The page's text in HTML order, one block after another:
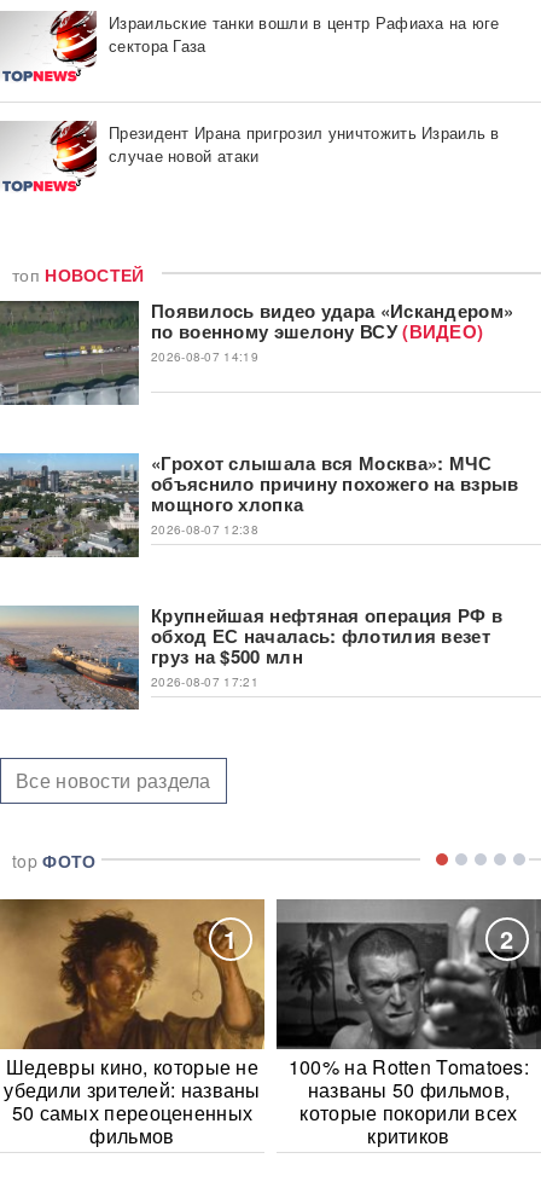
Израильские танки вошли в центр Рафиаха на юге
сектора Газа
Президент Ирана пригрозил уничтожить Израиль в
случае новой атаки
топ НОВОСТЕЙ
Появилось видео удара «Искандером»
по военному эшелону ВСУ(ВИДЕО)
2026-08-07 14:19
«Грохот слышала вся Москва»: МЧС
объяснило причину похожего на взрыв
мощного хлопка
2026-08-07 12:38
Крупнейшая нефтяная операция РФ в
обход ЕС началась: флотилия везет
груз на $500 млн
2026-08-07 17:21
Все новости раздела
topФОТО
1
Шедевры кино, которые не
убедили зрителей: названы
50 самых переоцененных
фильмов
2
100% на Rotten Tomatoes:
названы 50 фильмов,
которые покорили всех
критиков